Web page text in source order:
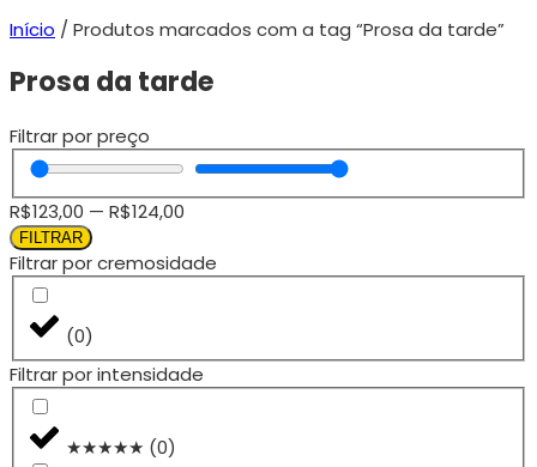
Início / Produtos marcados com a tag “Prosa da tarde”
Prosa da tarde
Filtrar por preço
R$123,00 — R$124,00
FILTRAR
Filtrar por cremosidade
(0)
Filtrar por intensidade
★★★★★ (0)